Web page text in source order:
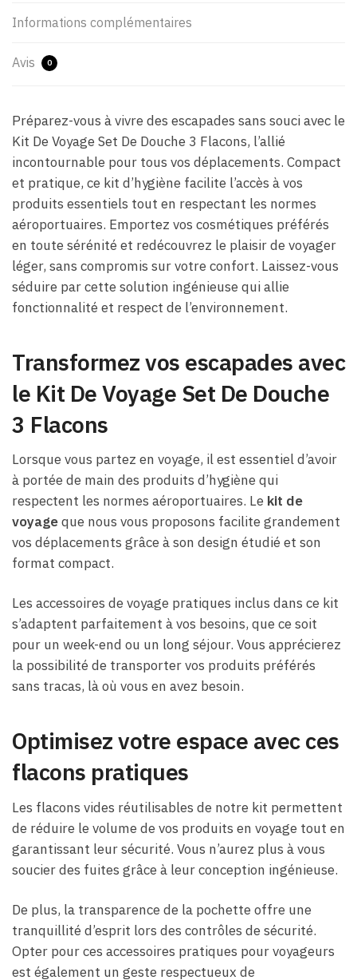
Informations complémentaires
Avis 0
Préparez-vous à vivre des escapades sans souci avec le
Kit De Voyage Set De Douche 3 Flacons, l’allié
incontournable pour tous vos déplacements. Compact
et pratique, ce kit d’hygiène facilite l’accès à vos
produits essentiels tout en respectant les normes
aéroportuaires. Emportez vos cosmétiques préférés
en toute sérénité et redécouvrez le plaisir de voyager
léger, sans compromis sur votre confort. Laissez-vous
séduire par cette solution ingénieuse qui allie
fonctionnalité et respect de l’environnement.
Transformez vos escapades avec
le Kit De Voyage Set De Douche
3 Flacons
Lorsque vous partez en voyage, il est essentiel d’avoir
à portée de main des produits d’hygiène qui
respectent les normes aéroportuaires. Le kit de
voyageque nous vous proposons facilite grandement
vos déplacements grâce à son design étudié et son
format compact.
Les accessoires de voyage pratiques inclus dans ce kit
s’adaptent parfaitement à vos besoins, que ce soit
pour un week-end ou un long séjour. Vous apprécierez
la possibilité de transporter vos produits préférés
sans tracas, là où vous en avez besoin.
Optimisez votre espace avec ces
flacons pratiques
Les flacons vides réutilisables de notre kit permettent
de réduire le volume de vos produits en voyage tout en
garantissant leur sécurité. Vous n’aurez plus à vous
soucier des fuites grâce à leur conception ingénieuse.
De plus, la transparence de la pochette offre une
tranquillité d’esprit lors des contrôles de sécurité.
Opter pour ces accessoires pratiques pour voyageurs
est également un geste respectueux de